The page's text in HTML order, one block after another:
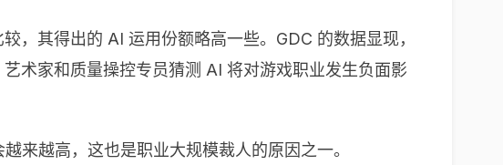
，其得出的 AI 运用份额略高一些。GDC 的数据显现，
术家和质量操控专员猜测 AI 将对游戏职业发生负面影
来越高，这也是职业大规模裁人的原因之一。